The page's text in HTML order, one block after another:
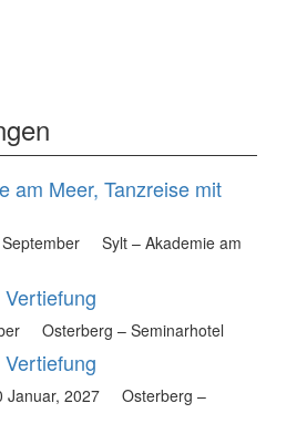
am Meer, Tanzreise mit
Sylt – Akademie am
Osterberg – Seminarhotel
Januar, 2027
Osterberg –